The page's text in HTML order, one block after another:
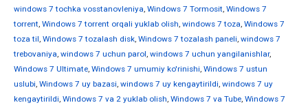
windows 7 tochka vosstanovleniya, Windows 7 Tormosit, Windows 7
torrent, Windows 7 torrent orqali yuklab olish, windows 7 toza, Windows 7
toza til, Windows 7 tozalash disk, Windows 7 tozalash paneli, windows 7
trebovaniya, windows 7 uchun parol, windows 7 uchun yangilanishlar,
Windows 7 Ultimate, Windows 7 umumiy ko'rinishi, Windows 7 ustun
uslubi, Windows 7 uy bazasi, windows 7 uy kengaytirildi, windows 7 uy
kengaytirildi, Windows 7 va 2 yuklab olish, Windows 7 va Tube, Windows 7